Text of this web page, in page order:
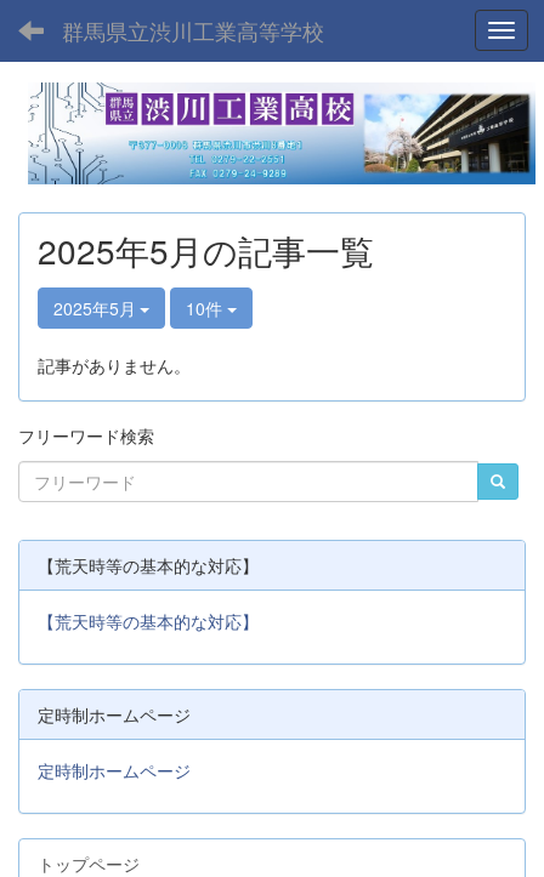
群馬県立渋川工業高等学校
2025年5月の記事一覧
2025年5月 10件
記事がありません。
フリーワード検索
【荒天時等の基本的な対応】
【荒天時等の基本的な対応】
定時制ホームページ
定時制ホームページ
トップページ